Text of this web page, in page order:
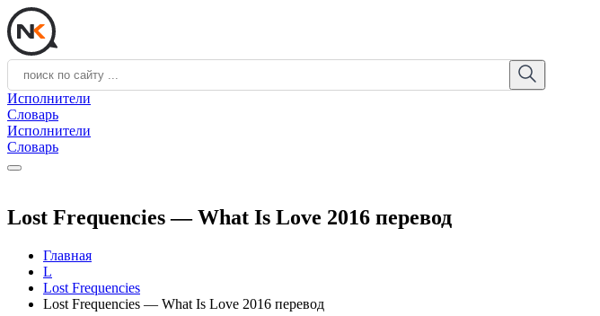
Исполнители
Словарь
Исполнители
Словарь
Lost Frequencies — What Is Love 2016 перевод
Главная
L
Lost Frequencies
Lost Frequencies — What Is Love 2016 перевод